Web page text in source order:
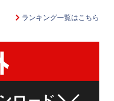
ランキング一覧はこちら